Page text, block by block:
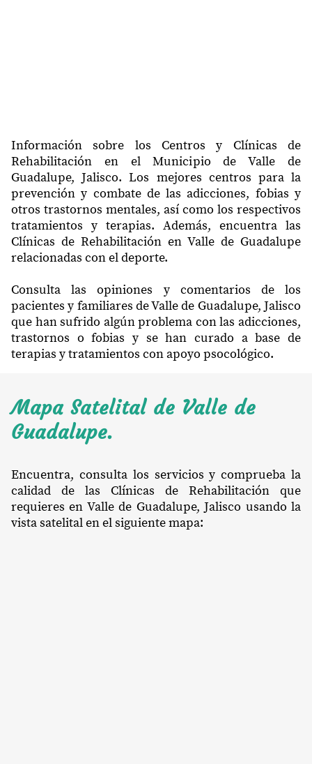
Información sobre los Centros y Clínicas de
Rehabilitación en el Municipio de Valle de
Guadalupe, Jalisco. Los mejores centros para la
prevención y combate de las adicciones, fobias y
otros trastornos mentales, así como los respectivos
tratamientos y terapias. Además, encuentra las
Clínicas de Rehabilitación en Valle de Guadalupe
relacionadas con el deporte.
Consulta las opiniones y comentarios de los
pacientes y familiares de Valle de Guadalupe, Jalisco
que han sufrido algún problema con las adicciones,
trastornos o fobias y se han curado a base de
terapias y tratamientos con apoyo psocológico.
Mapa Satelital de Valle de
Guadalupe.
Encuentra, consulta los servicios y comprueba la
calidad de las Clínicas de Rehabilitación que
requieres en Valle de Guadalupe, Jalisco usando la
vista satelital en el siguiente mapa: